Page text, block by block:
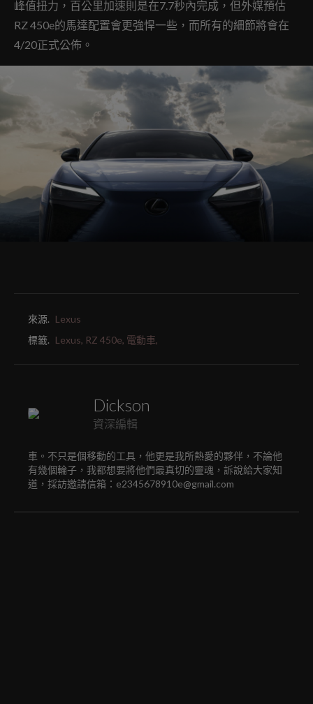
峰值扭力，百公里加速則是在7.7秒內完成，但外媒預估
RZ 450e的馬達配置會更強悍一些，而所有的細節將會在
4/20正式公佈。
來源. Lexus
標籤. Lexus, RZ 450e, 電動車,
Dickson
資深編輯
車。不只是個移動的工具，他更是我所熱愛的夥伴，不論他
有幾個輪子，我都想要將他們最真切的靈魂，訴說給大家知
道，採訪邀請信箱：e2345678910e@gmail.com